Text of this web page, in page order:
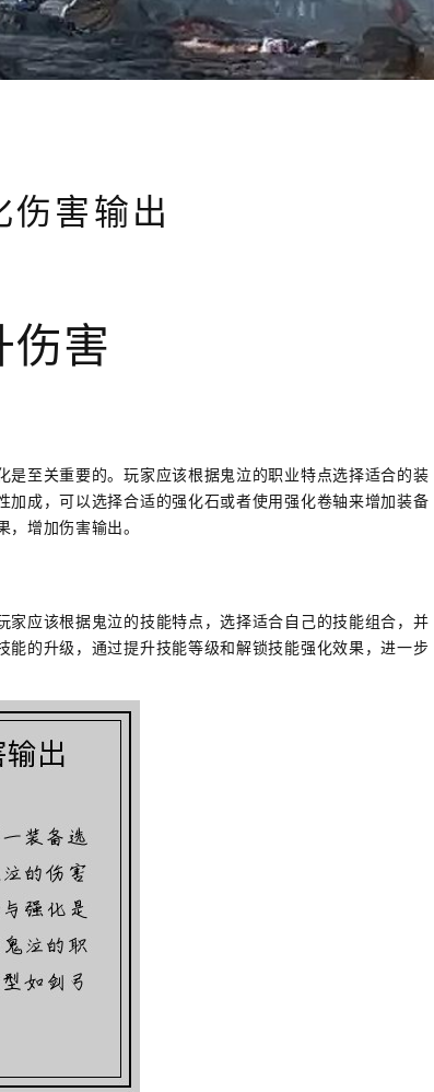
伤害输出
伤害
至关重要的。玩家应该根据鬼泣的职业特点选择适合的装
成，可以选择合适的强化石或者使用强化卷轴来增加装备
增加伤害输出。
应该根据鬼泣的技能特点，选择适合自己的技能组合，并
的升级，通过提升技能等级和解锁技能强化效果，进一步